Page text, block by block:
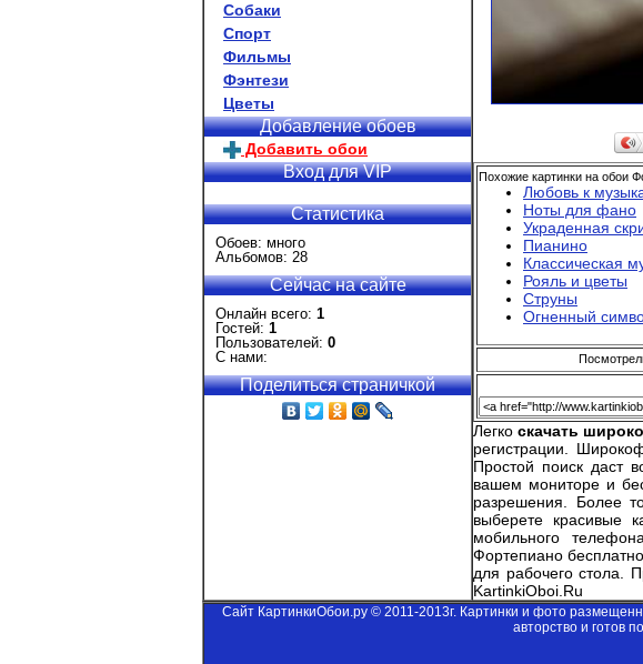
Собаки
Спорт
Фильмы
Фэнтези
Цветы
Добавление обоев
Добавить обои
Вход для VIP
Статистика
Обоев: много
Альбомов: 28
Сейчас на сайте
Онлайн всего: 1
Гостей: 1
Пользователей: 0
С нами:
Поделиться страничкой
Похожие картинки на обои
Любовь к
Ноты для фано
Украденная
Пианино
Классическая
Рояль и цветы
Струны
Огненный
Легкоскачать
регистрации.
Простой поиск даст
вашем мониторе и
разрешения. Более
выберете красивые
мобильного
Фортепиано
для рабочего стола.
KartinkiOboi.Ru
Сайт КартинкиОбои.ру © 2011-2013г. Картинки и фото
авторство и готов